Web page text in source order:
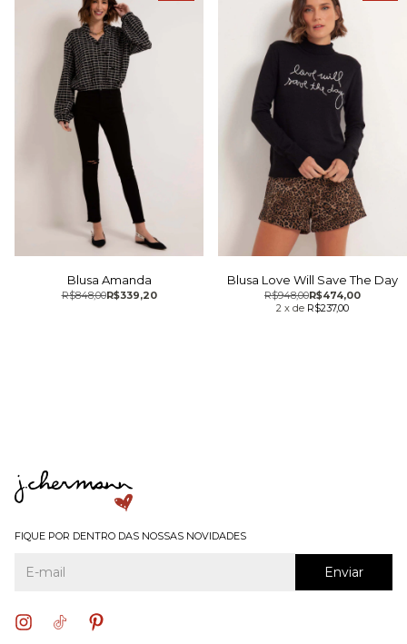
Blusa Amanda
R$339,20
R$848,00
Blusa Love Will Save The Day
R$474,00
R$948,00
2 x de R$237,00
FIQUE POR DENTRO DAS NOSSAS NOVIDADES